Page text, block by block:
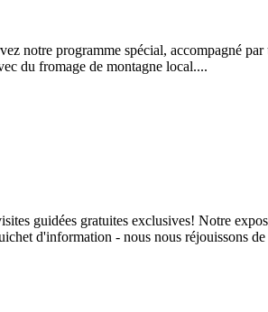
notre programme spécial, accompagné
du fromage de montagne local....
guidées gratuites exclusives! Notre
d'information - nous nous réjouissons